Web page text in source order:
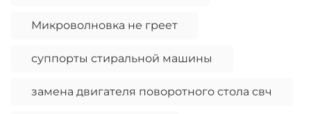
Микроволновка не греет
суппорты стиральной машины
замена двигателя поворотного стола свч